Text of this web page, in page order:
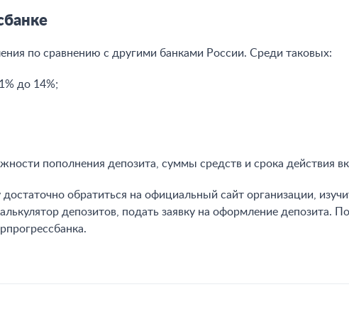
по сравнению с другими банками России. Среди таковых:
до 14%;
пополнения депозита, суммы средств и срока действия
обратиться на официальный сайт организации,
депозитов, подать заявку на оформление депозита.